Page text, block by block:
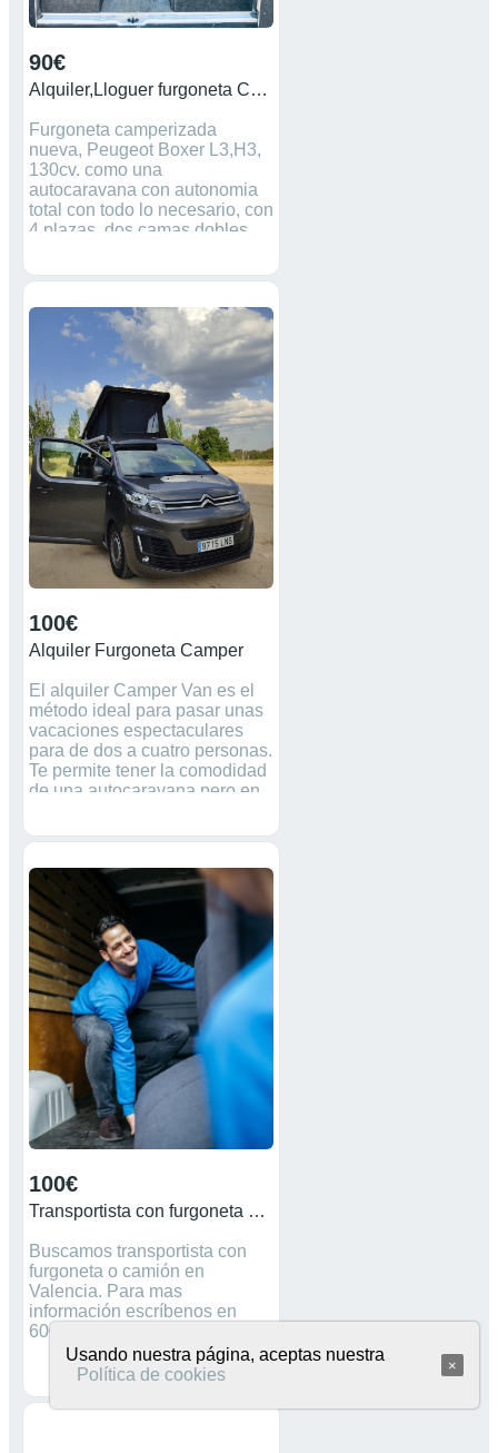
90€
Alquiler,Lloguer furgoneta Camper,Autocaravana.
Furgoneta camperizada
nueva, Peugeot Boxer L3,H3,
130cv. como una
autocaravana con autonomia
total con todo lo necesario, con
4 plazas ,dos camas dobles
fuegos,calefacción, TV.nevera
solar300w,batería250ap,150L.
agua termo gas ,ventilación
turvovent mesa camping
exterior,asientos conductor y
copiloto giratorios con mesa
en 2 posiciones.Escalon
eléctrico .Utensilios de cocina
,ropa de cama . Alquilamos
minimo 3 dias y verano 7 dias .
Precio; Julio y Agosto 140 x
dia, temporada media y
puentes 110 x dia y baja 90 x
dia. Tambien se vende.49.000
€.contacto ;watssap
636636055
100€
Alquiler Furgoneta Camper
El alquiler Camper Van es el
método ideal para pasar unas
vacaciones espectaculares
para de dos a cuatro personas.
Te permite tener la comodidad
de una autocaravana pero en
Alquila una de nuestras
camino. Nuevas, totalmente
equipadas y con garantía de
reserva. Llámame al 621 225
690, también whatsap! Alquilo
Camper Lleida, Zaragoza y
Huesca.
100€
Transportista con furgoneta Valencia
Buscamos transportista con
furgoneta o camión en
Valencia. Para mas
información escríbenos en
600014679!
Usando nuestra página, aceptas nuestra
Política de cookies
×